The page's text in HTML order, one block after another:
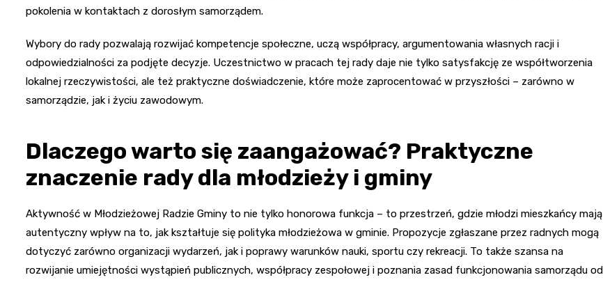
pokolenia w kontaktach z dorosłym samorządem.
Wybory do rady pozwalają rozwijać kompetencje społeczne, uczą współpracy, argumentowania własnych racji i
odpowiedzialności za podjęte decyzje. Uczestnictwo w pracach tej rady daje nie tylko satysfakcję ze współtworzenia
lokalnej rzeczywistości, ale też praktyczne doświadczenie, które może zaprocentować w przyszłości – zarówno w
samorządzie, jak i życiu zawodowym.
Dlaczego warto się zaangażować? Praktyczne
znaczenie rady dla młodzieży i gminy
Aktywność w Młodzieżowej Radzie Gminy to nie tylko honorowa funkcja – to przestrzeń, gdzie młodzi mieszkańcy mają
autentyczny wpływ na to, jak kształtuje się polityka młodzieżowa w gminie. Propozycje zgłaszane przez radnych mogą
dotyczyć zarówno organizacji wydarzeń, jak i poprawy warunków nauki, sportu czy rekreacji. To także szansa na
rozwijanie umiejętności wystąpień publicznych, współpracy zespołowej i poznania zasad funkcjonowania samorządu od